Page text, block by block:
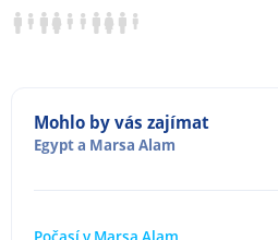
Mohlo by vás zajímat
Egypta Marsa Alam